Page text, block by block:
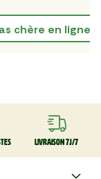
chère en ligne
Livraison 7J/7